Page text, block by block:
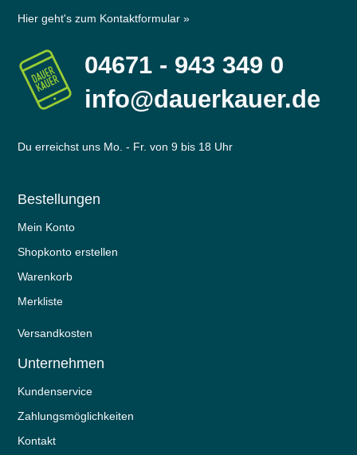
Hier geht's zum Kontaktformular »
04671 - 943 349 0
info@dauerkauer.de
Du erreichst uns Mo. - Fr. von 9 bis 18 Uhr
Bestellungen
Mein Konto
Shopkonto erstellen
Warenkorb
Merkliste
Versandkosten
Unternehmen
Kundenservice
Zahlungsmöglichkeiten
Kontakt